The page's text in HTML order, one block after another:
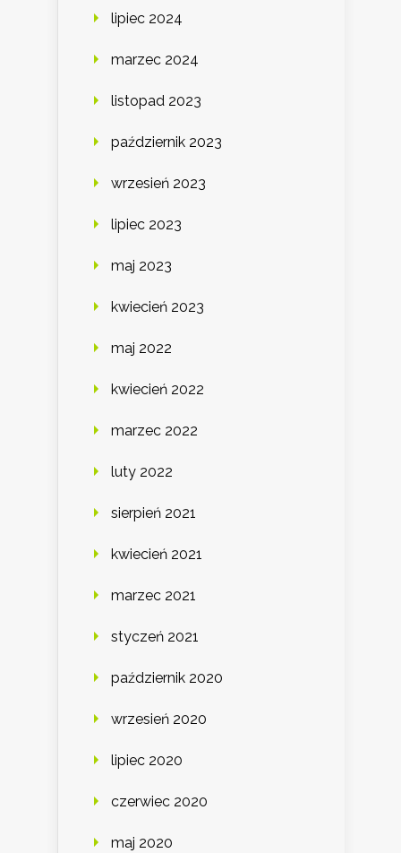
lipiec 2024
marzec 2024
listopad 2023
październik 2023
wrzesień 2023
lipiec 2023
maj 2023
kwiecień 2023
maj 2022
kwiecień 2022
marzec 2022
luty 2022
sierpień 2021
kwiecień 2021
marzec 2021
styczeń 2021
październik 2020
wrzesień 2020
lipiec 2020
czerwiec 2020
maj 2020